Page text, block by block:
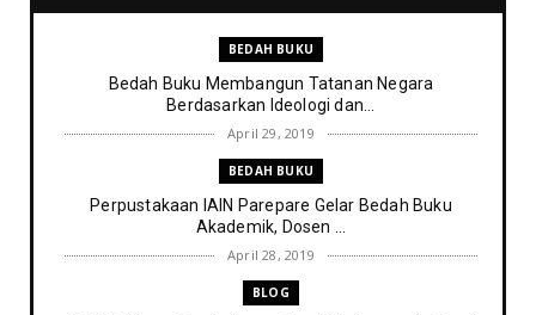
BEDAH BUKU
Bedah Buku Membangun Tatanan Negara
Berdasarkan Ideologi dan...
April 29, 2019
BEDAH BUKU
Perpustakaan IAIN Parepare Gelar Bedah Buku
Akademik, Dosen ...
April 28, 2019
BLOG